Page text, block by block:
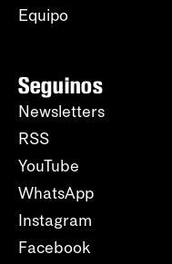
Equipo
Seguinos
Newsletters
RSS
YouTube
WhatsApp
Instagram
Facebook